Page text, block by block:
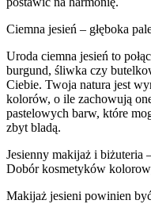
Ciemna jesień – głęboka
Uroda ciemna jesień to
burgund, śliwka czy
Ciebie. Twoja natura jest
kolorów, o ile zachowują
pastelowych barw, które
zbyt bladą.
Jesienny makijaż i biżuteria
Dobór kosmetyków
Makijaż jesieni powinien